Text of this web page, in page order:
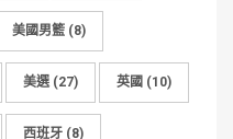
美國男籃 (8)
美選(27) 英國 (10)
西班牙 (8)